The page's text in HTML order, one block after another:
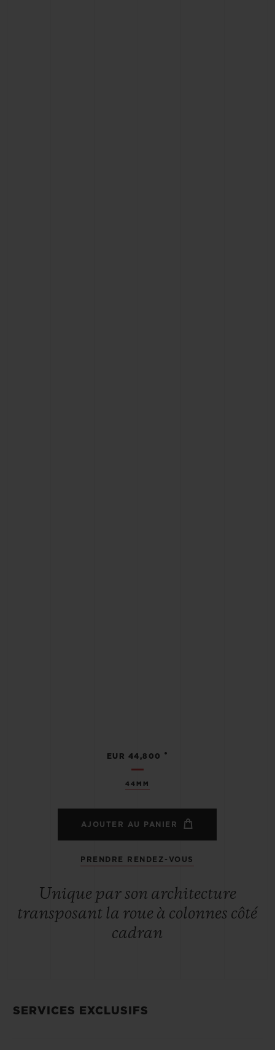
44MM
EUR 44,800 •
AJOUTER AU PANIER
PRENDRE RENDEZ-VOUS
Unique par son architecture
transposant la roue à colonnes côté
cadran
SERVICES EXCLUSIFS